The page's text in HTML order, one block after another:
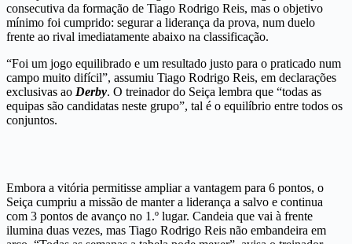
consecutiva da formação de Tiago Rodrigo Reis, mas o objetivo
mínimo foi cumprido: segurar a liderança da prova, num duelo
frente ao rival imediatamente abaixo na classificação.
“Foi um jogo equilibrado e um resultado justo para o praticado num
campo muito difícil”, assumiu Tiago Rodrigo Reis, em declarações
exclusivas ao Derby. O treinador do Seiça lembra que “todas as
equipas são candidatas neste grupo”, tal é o equilíbrio entre todos os
conjuntos.
Embora a vitória permitisse ampliar a vantagem para 6 pontos, o
Seiça cumpriu a missão de manter a liderança a salvo e continua
com 3 pontos de avanço no 1.º lugar. Candeia que vai à frente
ilumina duas vezes, mas Tiago Rodrigo Reis não embandeira em